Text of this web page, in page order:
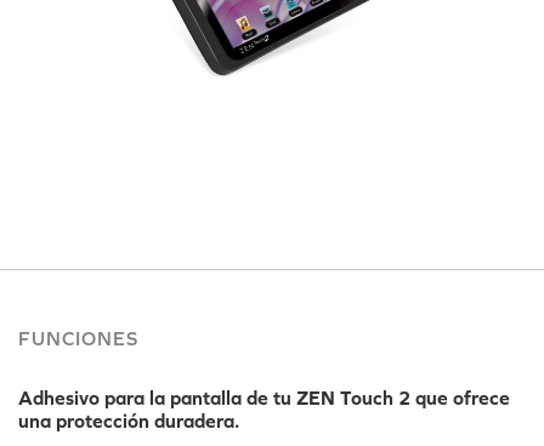
FUNCIONES
Adhesivo para la pantalla de tu ZEN Touch 2 que ofrece
una protección duradera.